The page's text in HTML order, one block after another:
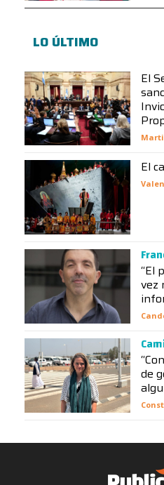
LO ÚLTIMO
El
El
“El
vez
de